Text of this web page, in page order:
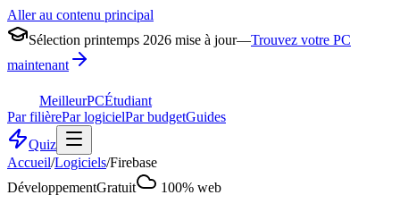
Aller au contenu principal
Sélection printemps 2026 mise à jour—Trouvez votre PC
maintenant
MeilleurPCÉtudiant
Par filièrePar logicielPar budgetGuides
Quiz
Accueil/Logiciels/Firebase
DéveloppementGratuit 100% web